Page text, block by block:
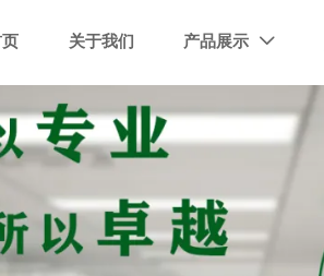
关于我们 产品展示 